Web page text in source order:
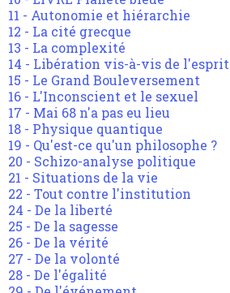
11 - Autonomie et hiérarchie
12 - La cité grecque
13 - La complexité
14 - Libération vis-à-vis de l'esprit
15 - Le Grand Bouleversement
16 - L'Inconscient et le sexuel
17 - Mai 68 n'a pas eu lieu
18 - Physique quantique
19 - Qu'est-ce qu'un philosophe ?
20 - Schizo-analyse politique
21 - Situations de la vie
22 - Tout contre l'institution
24 - De la liberté
25 - De la sagesse
26 - De la vérité
27 - De la volonté
28 - De l'égalité